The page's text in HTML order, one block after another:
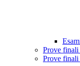
Prove
Prove